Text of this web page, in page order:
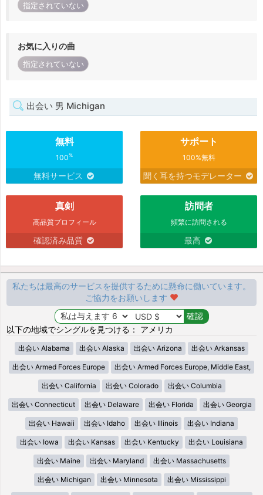
指定されていない
お気に入りの曲
指定されていない
出会い 男 Michigan
無料
100%
無料サービス
サポート
100%無料
聞く耳を持つモデレーター
真剣
高品質プロフィール
確認済み品質
訪問者
頻繁に訪問される
最高
私たちは最高のサービスを提供するために懸命に働いています。
ご協力をお願いします
以下の地域でシングルを見つける： アメリカ
出会い Alabama 出会い Alaska 出会い Arizona 出会い Arkansas
出会い Armed Forces Europe 出会い Armed Forces Europe, Middle East,
出会い California 出会い Colorado 出会い Columbia
出会い Connecticut 出会い Delaware 出会い Florida 出会い Georgia
出会い Hawaii 出会い Idaho 出会い Illinois 出会い Indiana
出会い Iowa 出会い Kansas 出会い Kentucky 出会い Louisiana
出会い Maine 出会い Maryland 出会い Massachusetts
出会い Michigan 出会い Minnesota 出会い Mississippi